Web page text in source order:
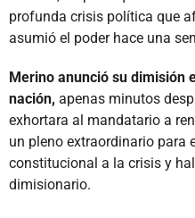
profunda crisis política que
asumió el poder hace una
Merino anunció su dimisión
nación, apenas minutos
exhortara al mandatario a
un pleno extraordinario para
constitucional a la crisis y
dimisionario.